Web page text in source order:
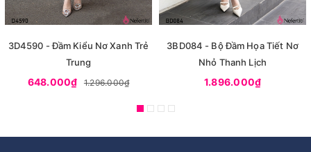
3D4590 - Đầm Kiểu Nơ Xanh Trẻ
Trung
648.000₫ 1.296.000₫
3BD084 - Bộ Đầm Họa Tiết Nơ
Nhỏ Thanh Lịch
1.896.000₫